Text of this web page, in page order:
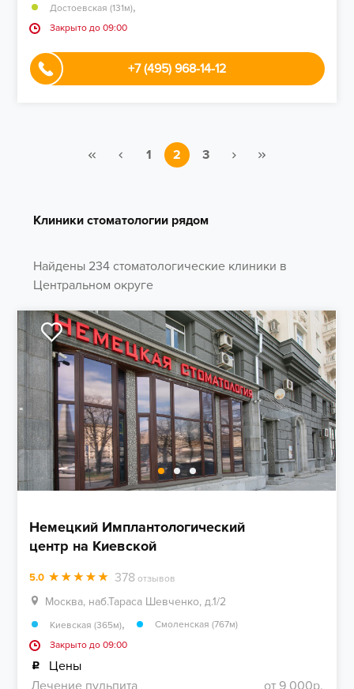
Достоевская (131м),
Закрыто до 09:00
+7 (495) 968-14-12
1 2 3
Клиники стоматологии рядом
Найдены 234 стоматологические клиники в
Центральном округе
Немецкий Имплантологический
центр на Киевской
5.0 378 отзывов
Москва, наб.Тараса Шевченко, д.1/2
Киевская (365м),
Смоленская (767м)
Закрыто до 09:00
Цены